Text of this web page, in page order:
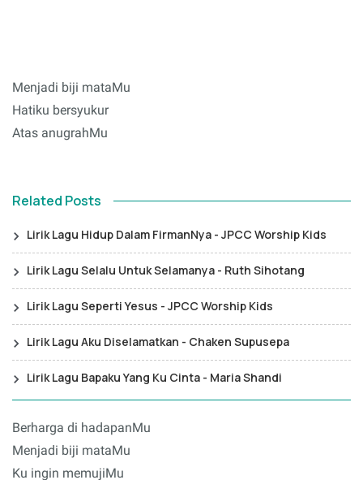
Menjadi biji mataMu
Hatiku bersyukur
Atas anugrahMu
Related Posts
Lirik Lagu Hidup Dalam FirmanNya - JPCC Worship Kids
Lirik Lagu Selalu Untuk Selamanya - Ruth Sihotang
Lirik Lagu Seperti Yesus - JPCC Worship Kids
Lirik Lagu Aku Diselamatkan - Chaken Supusepa
Lirik Lagu Bapaku Yang Ku Cinta - Maria Shandi
Berharga di hadapanMu
Menjadi biji mataMu
Ku ingin memujiMu